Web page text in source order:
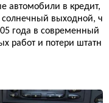
автомобили в кредит,
солнечный выходной, ч
года в современный
работ и потери штатн